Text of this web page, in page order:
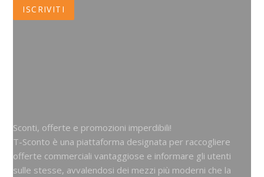
Sconti, offerte e promozioni imperdibili!
T-Sconto è una piattaforma designata per raccogliere
offerte commerciali vantaggiose e informare gli utenti
sulle stesse, avvalendosi dei mezzi più moderni che la